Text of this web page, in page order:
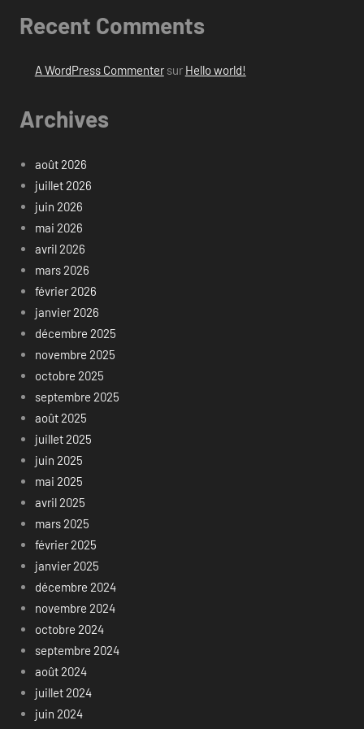
Recent Comments
A WordPress Commentersur Hello world!
Archives
août 2026
juillet 2026
juin 2026
mai 2026
avril 2026
mars 2026
février 2026
janvier 2026
décembre 2025
novembre 2025
octobre 2025
septembre 2025
août 2025
juillet 2025
juin 2025
mai 2025
avril 2025
mars 2025
février 2025
janvier 2025
décembre 2024
novembre 2024
octobre 2024
septembre 2024
août 2024
juillet 2024
juin 2024